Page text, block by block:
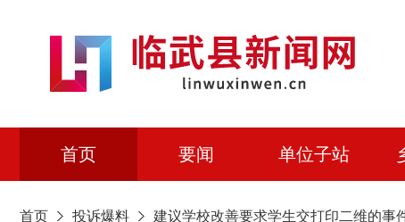
首页 要闻 单位子站
首页 投诉爆料 建议学校改善要求学生交打印二维的事